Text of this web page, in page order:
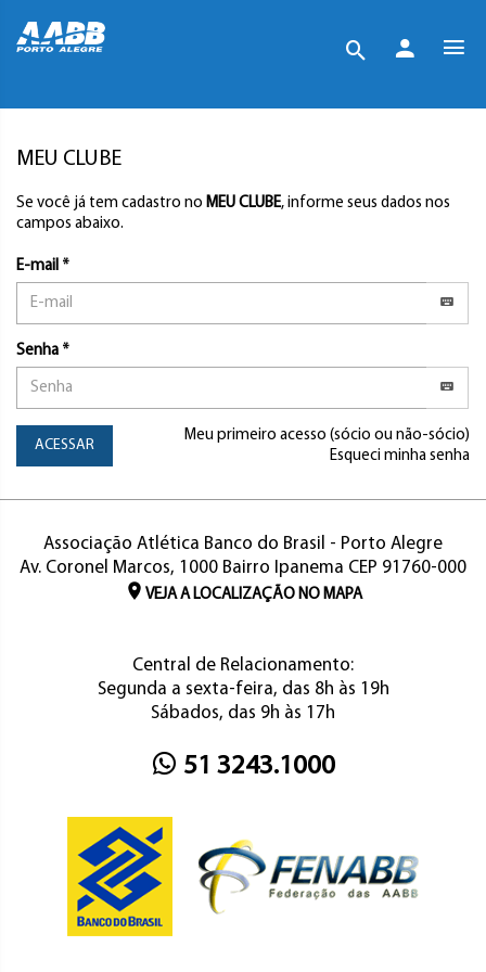
MEU CLUBE
Se você já tem cadastro no MEU CLUBE, informe seus dados nos
campos abaixo.
E-mail *
Senha *
ACESSAR
Meu primeiro acesso (sócio ou não-sócio)
Esqueci minha senha
Associação Atlética Banco do Brasil - Porto Alegre
Av. Coronel Marcos, 1000 Bairro Ipanema CEP 91760-000
VEJA A LOCALIZAÇÃO NO MAPA
Central de Relacionamento:
Segunda a sexta-feira, das 8h às 19h
Sábados, das 9h às 17h
51 3243.1000